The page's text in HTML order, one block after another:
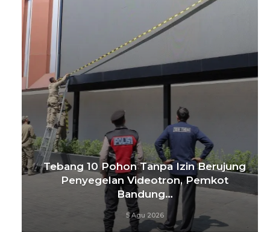
Tebang 10 Pohon Tanpa Izin Berujung
Penyegelan Videotron, Pemkot
Bandung…
5 Agu 2026